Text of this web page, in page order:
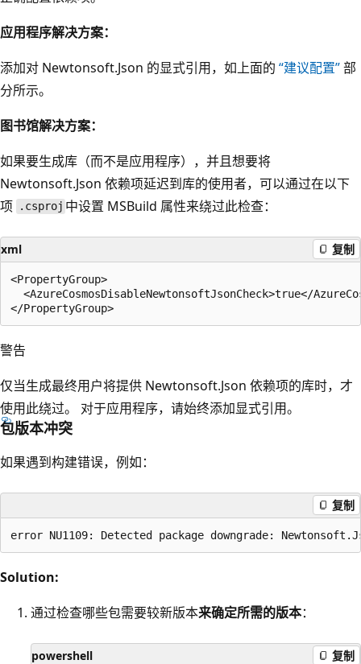
应用程序解决方案：
添加对 Newtonsoft.Json 的显式引用，如上面的 “建议配置”部
分所示。
图书馆解决方案：
如果要生成库（而不是应用程序），并且想要将
Newtonsoft.Json 依赖项延迟到库的使用者，可以通过在以下
项
.csproj 中设置 MSBuild 属性来绕过此检查：
xml 复制
<PropertyGroup>
<AzureCosmosDisableNewtonsoftJsonCheck>true</
警告
仅当生成最终用户将提供 Newtonsoft.Json 依赖项的库时，才
使用此绕过。 对于应用程序，请始终添加显式引用。
包版本冲突
如果遇到构建错误，例如：
复制
Solution:
通过检查哪些包需要较新版本来确定所需的版本：
powershell 复制